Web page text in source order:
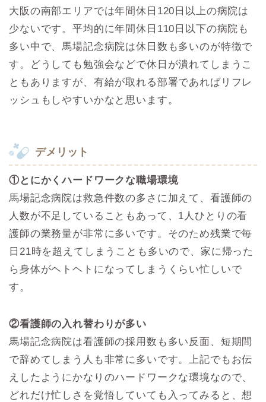
大阪の南部エリアでは年間休日120日以上の病院は
少ないです。平均的に年間休日110日以下の病院も
多い中で、馬場記念病院は休日数も多いのが特徴で
す。どうしても勉強会などで休日が潰れてしまうこ
ともありますが、有給が取れる部署であればリフレ
ッシュもしやすいかなと思います。
デメリット
①とにかくハードワークな職場環境
馬場記念病院は救急件数の多さに加えて、看護師の
人数が不足していることもあって、1人ひとりの看
護師の業務量が非常に多いです。そのため残業で毎
日21時を超えてしまうことも多いので、家に帰った
ら身体がヘトヘトになってしまうくらい忙しいで
す。
②看護師の入れ替わりが多い
馬場記念病院は看護師の採用数も多い反面、短期間
で辞めてしまう人も非常に多いです。上記でもお伝
えしたようにかなりのハードワークな環境なので、
どれだけ忙しさを覚悟していても入ってみると、想